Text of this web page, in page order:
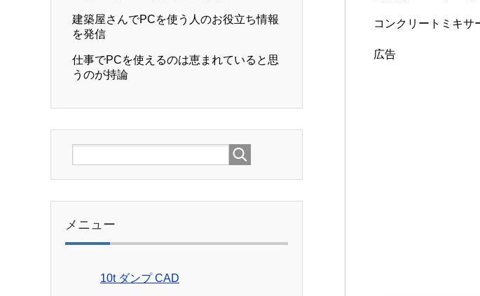
コンクリートミキサ
広告
建築屋さんでPCを使う人のお役立ち情報
を発信
仕事でPCを使えるのは恵まれていると思
うのが持論
メニュー
10t ダンプ CAD